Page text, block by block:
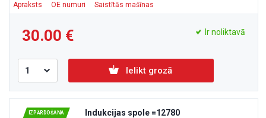
Apraksts OE numuri Saistītās mašīnas
30.00 Ir noliktavā
Ielikt grozā
IZPĀRDOŠANA Indukcijas spole =12780